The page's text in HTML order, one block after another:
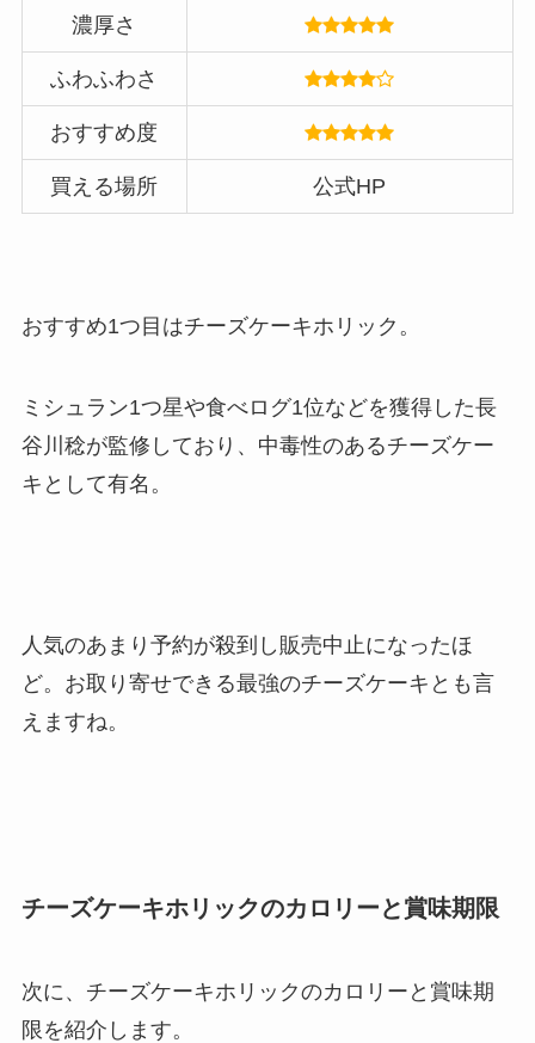
濃厚さ
ふわふわさ
おすすめ度
買える場所 公式HP
おすすめ1つ目はチーズケーキホリック。
ミシュラン1つ星や食べログ1位などを獲得した長
谷川稔が監修しており、中毒性のあるチーズケー
キとして有名。
人気のあまり予約が殺到し販売中止になったほ
ど。お取り寄せできる最強のチーズケーキとも言
えますね。
チーズケーキホリックのカロリーと賞味期限
次に、チーズケーキホリックのカロリーと賞味期
限を紹介します。